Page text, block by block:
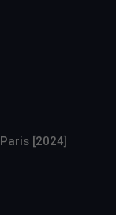
[2024]